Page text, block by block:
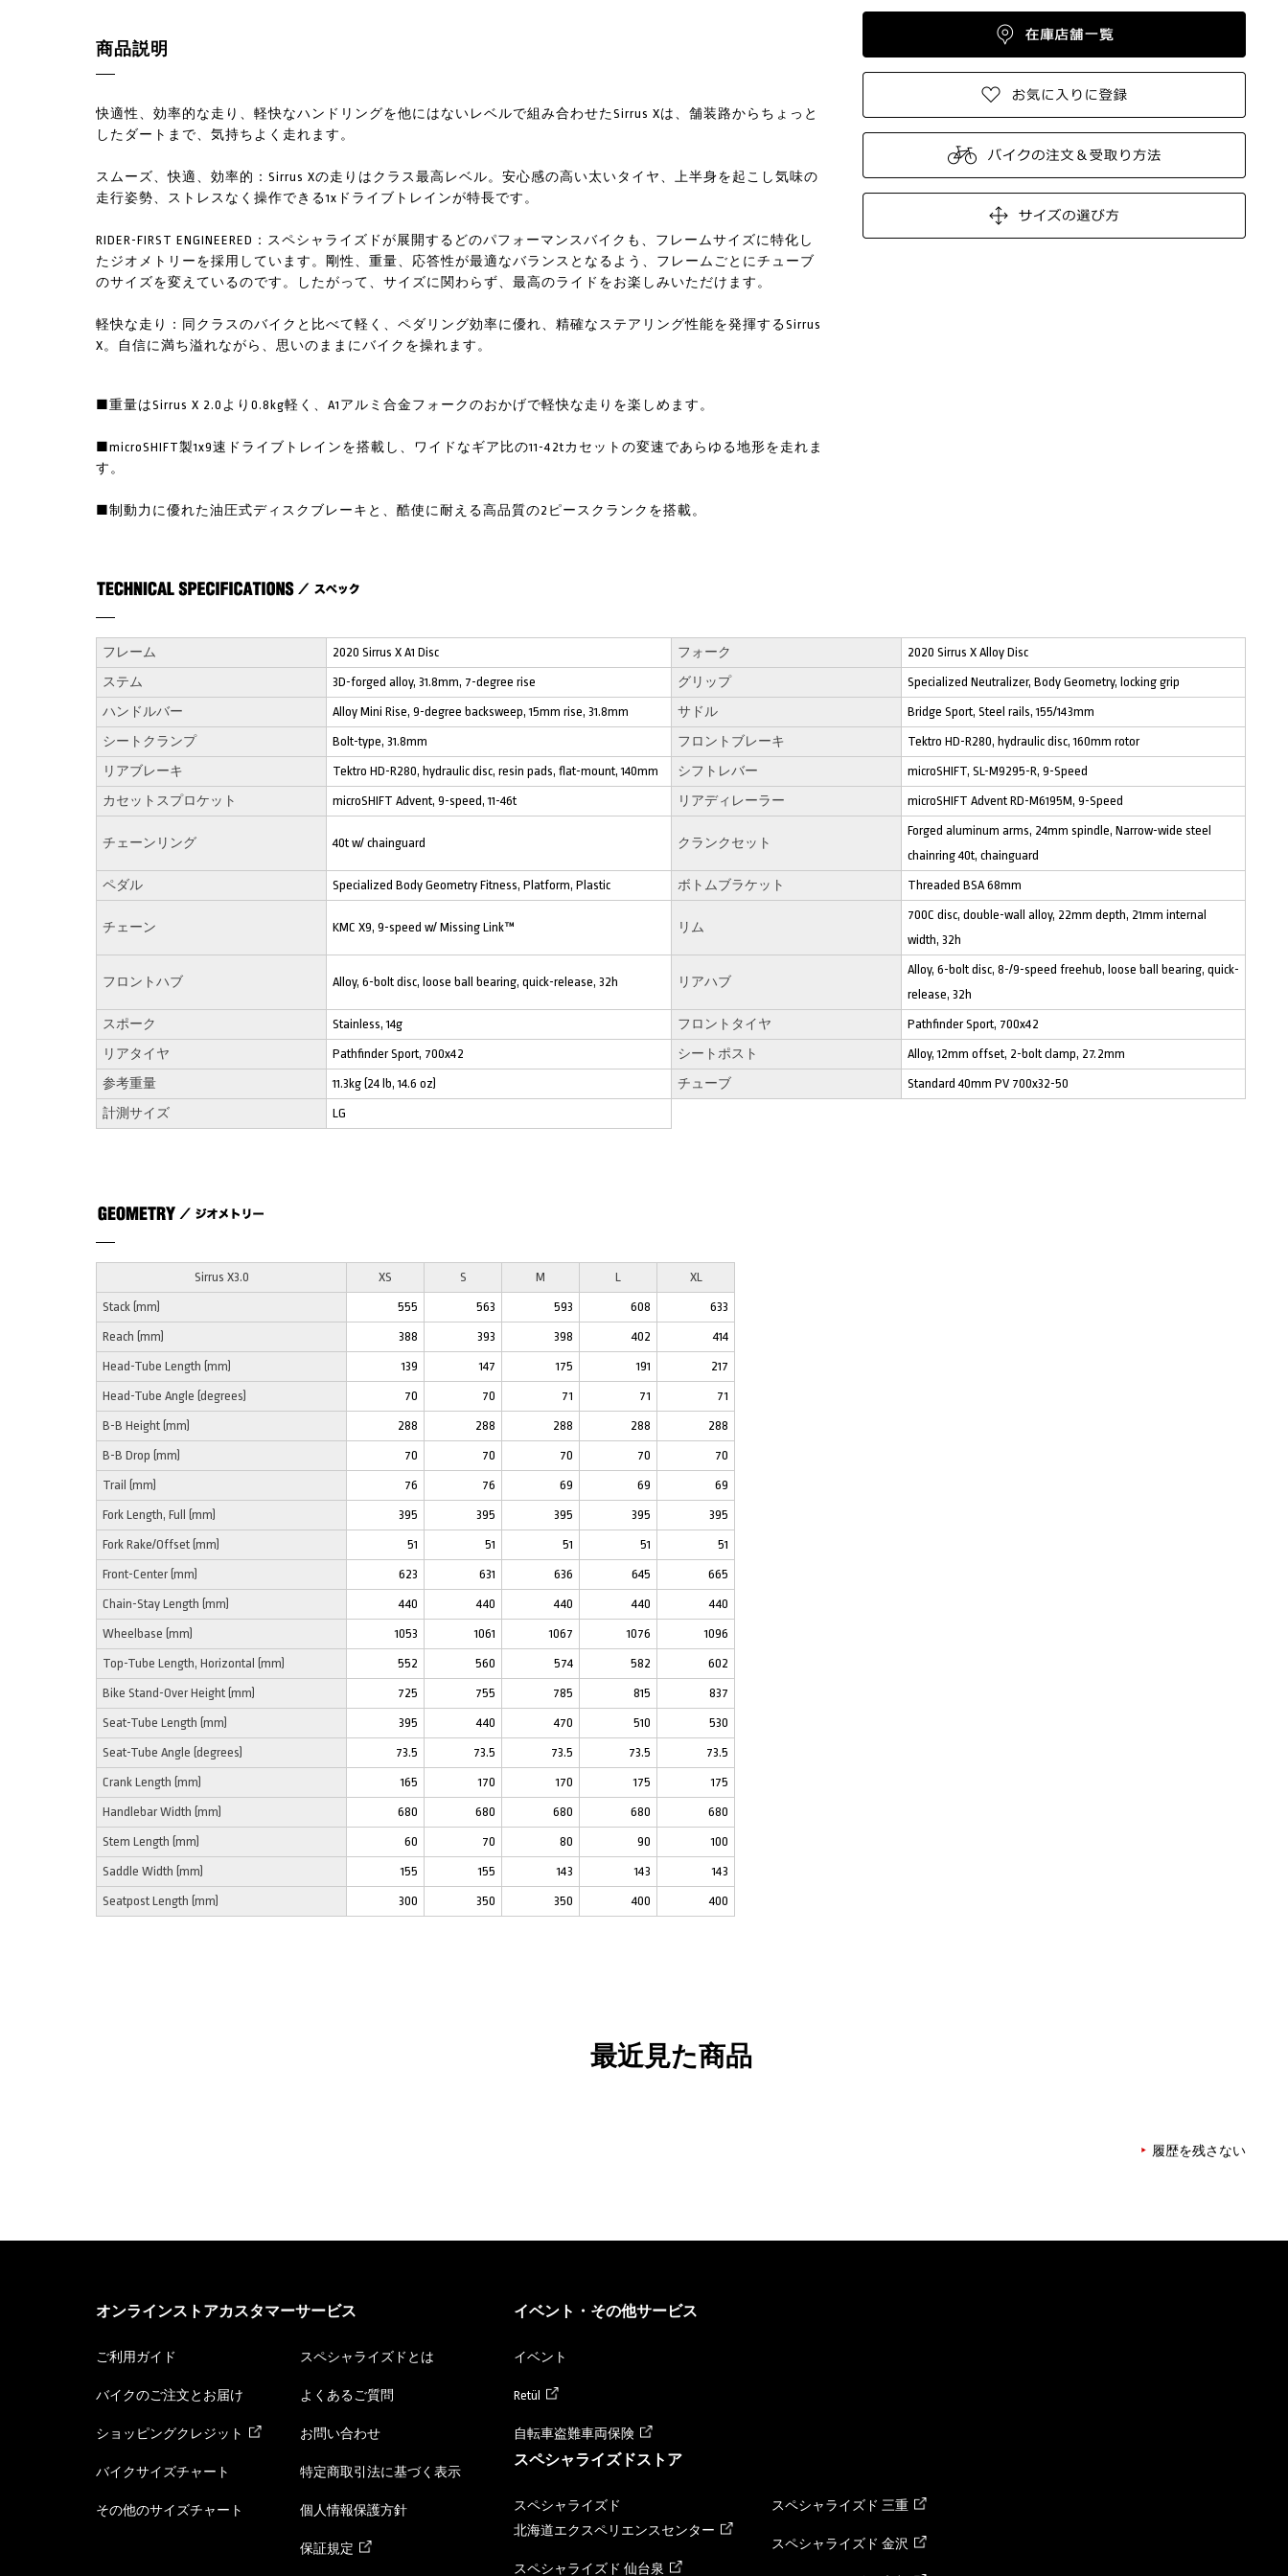
商品説明
快適性、効率的な走り、軽快なハンドリングを他にはないレベルで組み合わせたSirrus Xは、舗装路からちょっと
したダートまで、気持ちよく走れます。
スムーズ、快適、効率的：Sirrus Xの走りはクラス最高レベル。安心感の高い太いタイヤ、上半身を起こし気味の
走行姿勢、ストレスなく操作できる1xドライブトレインが特長です。
RIDER-FIRST ENGINEERED：スペシャライズドが展開するどのパフォーマンスバイクも、フレームサイズに特化し
たジオメトリーを採用しています。剛性、重量、応答性が最適なバランスとなるよう、フレームごとにチューブ
のサイズを変えているのです。したがって、サイズに関わらず、最高のライドをお楽しみいただけます。
軽快な走り：同クラスのバイクと比べて軽く、ペダリング効率に優れ、精確なステアリング性能を発揮するSirrus
X。自信に満ち溢れながら、思いのままにバイクを操れます。
■重量はSirrus X 2.0より0.8kg軽く、A1アルミ合金フォークのおかげで軽快な走りを楽しめます。
■microSHIFT製1x9速ドライブトレインを搭載し、ワイドなギア比の11-42tカセットの変速であらゆる地形を走れま
す。
■制動力に優れた油圧式ディスクブレーキと、酷使に耐える高品質の2ピースクランクを搭載。
フレーム 2020 Sirrus X A1 Disc フォーク 2020 Sirrus X Alloy Disc
ステム 3D-forged alloy, 31.8mm, 7-degree rise グリップ Specialized Neutralizer, Body Geometry, locking grip
ハンドルバー Alloy Mini Rise, 9-degree backsweep, 15mm rise, 31.8mm サドル Bridge Sport, Steel rails, 155/143mm
シートクランプ Bolt-type, 31.8mm フロントブレーキ Tektro HD-R280, hydraulic disc, 160mm rotor
リアブレーキ Tektro HD-R280, hydraulic disc, resin pads, flat-mount, 140mm シフトレバー microSHIFT, SL-M9295-R, 9-Speed
カセットスプロケット microSHIFT Advent, 9-speed, 11-46t リアディレーラー microSHIFT Advent RD-M6195M, 9-Speed
チェーンリング 40t w/ chainguard クランクセット
Forged aluminum arms, 24mm spindle, Narrow-wide steel
chainring 40t, chainguard
ペダル Specialized Body Geometry Fitness, Platform, Plastic ボトムブラケット Threaded BSA 68mm
チェーン KMC X9, 9-speed w/ Missing Link™ リム
700C disc, double-wall alloy, 22mm depth, 21mm internal
width, 32h
フロントハブ Alloy, 6-bolt disc, loose ball bearing, quick-release, 32h リアハブ
Alloy, 6-bolt disc, 8-/9-speed freehub, loose ball bearing, quick-
release, 32h
スポーク Stainless, 14g フロントタイヤ Pathfinder Sport, 700x42
リアタイヤ Pathfinder Sport, 700x42 シートポスト Alloy, 12mm offset, 2-bolt clamp, 27.2mm
参考重量 11.3kg (24 lb, 14.6 oz) チューブ Standard 40mm PV 700x32-50
計測サイズ LG
Sirrus X3.0 XS S M L XL
Stack (mm) 555 563 593 608 633
Reach (mm) 388 393 398 402 414
Head-Tube Length (mm) 139 147 175 191 217
Head-Tube Angle (degrees) 70 70 71 71 71
B-B Height (mm) 288 288 288 288 288
B-B Drop (mm) 70 70 70 70 70
Trail (mm) 76 76 69 69 69
Fork Length, Full (mm) 395 395 395 395 395
Fork Rake/Offset (mm) 51 51 51 51 51
Front-Center (mm) 623 631 636 645 665
Chain-Stay Length (mm) 440 440 440 440 440
Wheelbase (mm) 1053 1061 1067 1076 1096
Top-Tube Length, Horizontal (mm) 552 560 574 582 602
Bike Stand-Over Height (mm) 725 755 785 815 837
Seat-Tube Length (mm) 395 440 470 510 530
Seat-Tube Angle (degrees) 73.5 73.5 73.5 73.5 73.5
Crank Length (mm) 165 170 170 175 175
Handlebar Width (mm) 680 680 680 680 680
Stem Length (mm) 60 70 80 90 100
Saddle Width (mm) 155 155 143 143 143
Seatpost Length (mm) 300 350 350 400 400
最近見た商品
履歴を残さない
オンラインストアカスタマーサービス
ご利用ガイド
バイクのご注文とお届け
ショッピングクレジット
バイクサイズチャート
その他のサイズチャート
スペシャライズドとは
よくあるご質問
お問い合わせ
特定商取引法に基づく表示
個人情報保護方針
保証規定
イベント・その他サービス
イベント
Retül
自転車盗難車両保険
スペシャライズドストア
スペシャライズド
北海道エクスペリエンスセンター
スペシャライズド 仙台泉
スペシャライズド 三重
スペシャライズド 金沢